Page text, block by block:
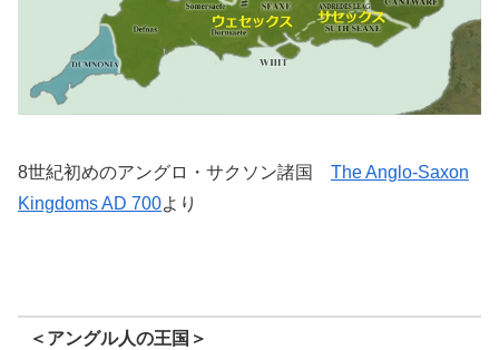
8世紀初めのアングロ・サクソン諸国 The Anglo-Saxon
Kingdoms AD 700より
＜アングル人の王国＞